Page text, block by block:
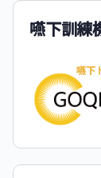
続「７割」＝
東京都は3月16日、
ケートの結果を公
染症法上の分類が
も「マスクを着用
嚥下訓練